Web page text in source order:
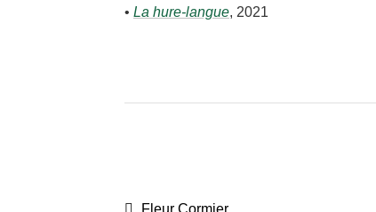
•La hure-​langue, 2021
Article
Fleur Cormier